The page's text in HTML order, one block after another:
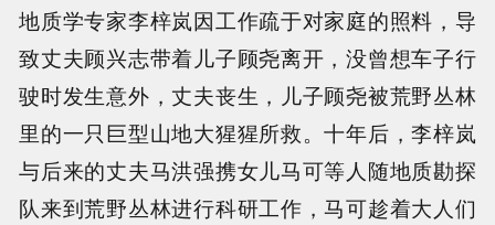
地质学专家李梓岚因工作疏于对家庭的照料，导
致丈夫顾兴志带着儿子顾尧离开，没曾想车子行
驶时发生意外，丈夫丧生，儿子顾尧被荒野丛林
里的一只巨型山地大猩猩所救。十年后，李梓岚
与后来的丈夫马洪强携女儿马可等人随地质勘探
队来到荒野丛林进行科研工作，马可趁着大人们